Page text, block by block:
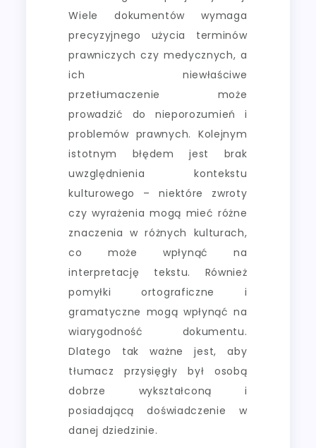
Wiele dokumentów wymaga
precyzyjnego użycia terminów
prawniczych czy medycznych, a
ich niewłaściwe
przetłumaczenie może
prowadzić do nieporozumień i
problemów prawnych. Kolejnym
istotnym błędem jest brak
uwzględnienia kontekstu
kulturowego – niektóre zwroty
czy wyrażenia mogą mieć różne
znaczenia w różnych kulturach,
co może wpłynąć na
interpretację tekstu. Również
pomyłki ortograficzne i
gramatyczne mogą wpłynąć na
wiarygodność dokumentu.
Dlatego tak ważne jest, aby
tłumacz przysięgły był osobą
dobrze wykształconą i
posiadającą doświadczenie w
danej dziedzinie.